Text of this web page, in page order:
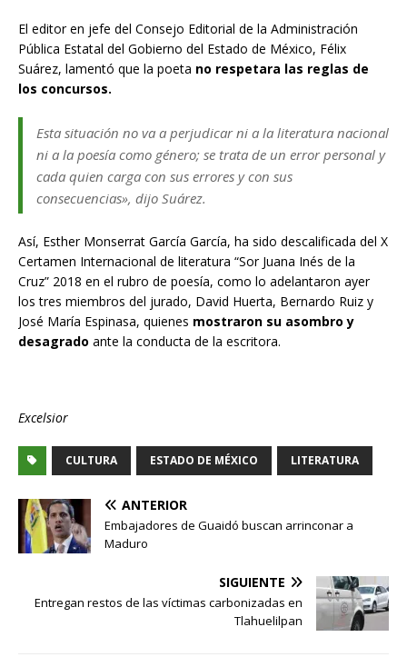
El editor en jefe del Consejo Editorial de la Administración
Pública Estatal del Gobierno del Estado de México, Félix
Suárez, lamentó que la poeta no respetara las reglas de
los concursos.
Esta situación no va a perjudicar ni a la literatura nacional
ni a la poesía como género; se trata de un error personal y
cada quien carga con sus errores y con sus
consecuencias», dijo Suárez.
Así, Esther Monserrat García García, ha sido descalificada del X
Certamen Internacional de literatura “Sor Juana Inés de la
Cruz” 2018 en el rubro de poesía, como lo adelantaron ayer
los tres miembros del jurado, David Huerta, Bernardo Ruiz y
José María Espinasa, quienes mostraron su asombro y
desagrado ante la conducta de la escritora.
Excelsior
CULTURA ESTADO DE MÉXICO LITERATURA
ANTERIOR
Embajadores de Guaidó buscan arrinconar a
Maduro
SIGUIENTE
Entregan restos de las víctimas carbonizadas en
Tlahuelilpan